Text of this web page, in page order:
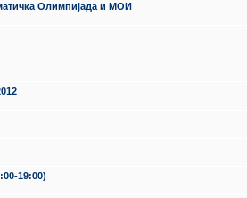
Олимпијада и МОИ
19:00)